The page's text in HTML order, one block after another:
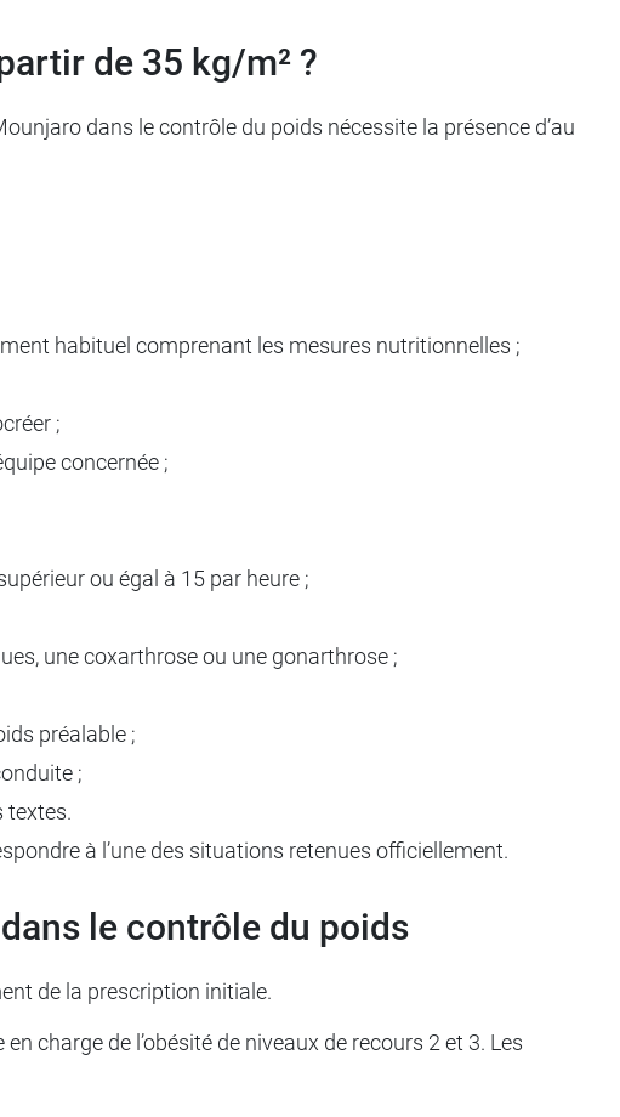
de 35 kg/m² ?
dans le contrôle du poids nécessite la présence d’au
habituel comprenant les mesures nutritionnelles ;
;
concernée ;
ou égal à 15 par heure ;
une coxarthrose ou une gonarthrose ;
préalable ;
;
textes.
à l’une des situations retenues officiellement.
le contrôle du poids
de la prescription initiale.
charge de l’obésité de niveaux de recours 2 et 3. Les